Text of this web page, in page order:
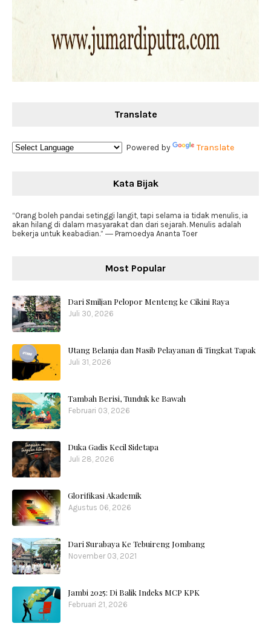
Translate
Powered by Translate
Kata Bijak
“Orang boleh pandai setinggi langit, tapi selama ia tidak menulis, ia
akan hilang di dalam masyarakat dan dari sejarah. Menulis adalah
bekerja untuk keabadian.” ― Pramoedya Ananta Toer
Most Popular
Dari Smiljan Pelopor Menteng ke Cikini Raya
Juli 30, 2026
Utang Belanja dan Nasib Pelayanan di Tingkat Tapak
Juli 31, 2026
Tambah Berisi, Tunduk ke Bawah
Februari 03, 2026
Duka Gadis Kecil Sidetapa
Juli 28, 2026
Glorifikasi Akademik
Agustus 06, 2026
Dari Surabaya Ke Tebuireng Jombang
November 03, 2021
Jambi 2025: Di Balik Indeks MCP KPK
Februari 21, 2026